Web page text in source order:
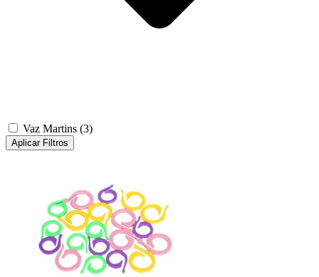
Vaz Martins (3)
Aplicar Filtros